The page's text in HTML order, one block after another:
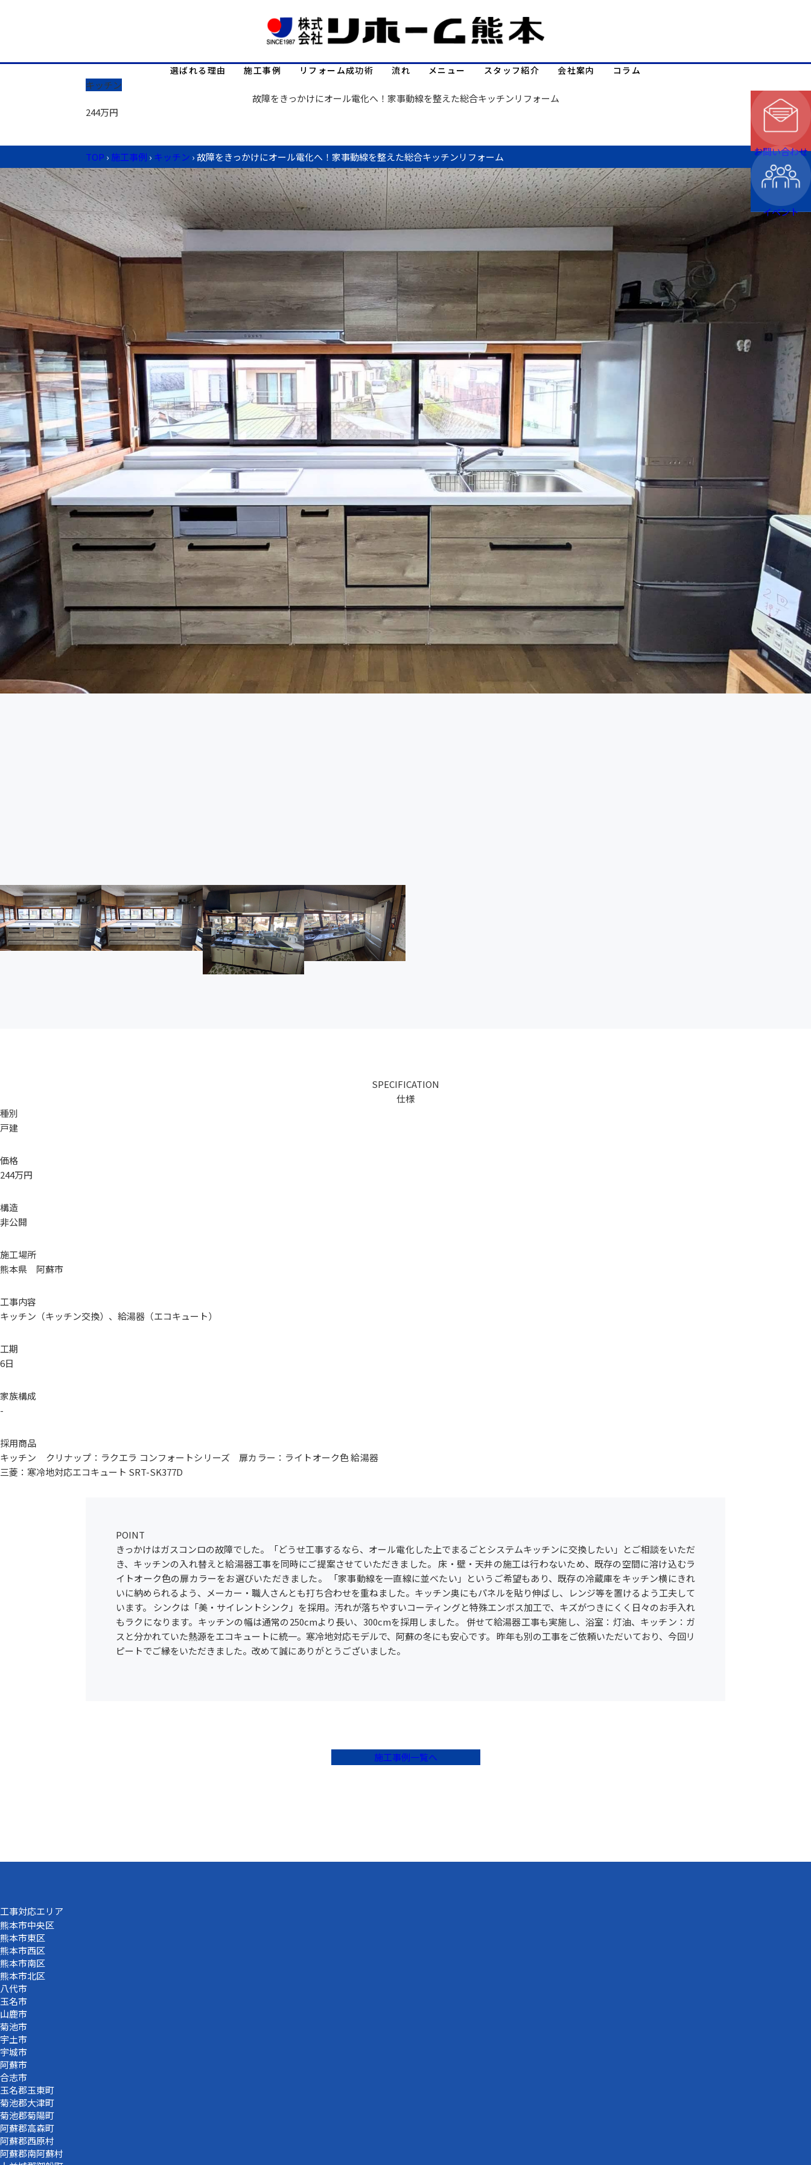
選ばれる理由 施工事例 リフォーム成功術 流れ メニュー スタッフ紹介 会社案内 コラム
キッチン
故障をきっかけにオール電化へ！家事動線を整えた総合キッチンリフォーム
244万円
TOP › 施工事例 › キッチン ›故障をきっかけにオール電化へ！家事動線を整えた総合キッチンリフォーム
SPECIFICATION
仕様
種別
戸建
価格
244万円
構造
非公開
施工場所
熊本県 阿蘇市
工事内容
キッチン（キッチン交換）、給湯器（エコキュート）
工期
6日
家族構成
-
採用商品
キッチン クリナップ：ラクエラ コンフォートシリーズ 扉カラー：ライトオーク色 給湯器
三菱：寒冷地対応エコキュート SRT-SK377D
POINT
きっかけはガスコンロの故障でした。「どうせ工事するなら、オール電化した上でまるごとシステムキッチンに交換したい」とご相談をいただ
き、キッチンの入れ替えと給湯器工事を同時にご提案させていただきました。 床・壁・天井の施工は行わないため、既存の空間に溶け込むラ
イトオーク色の扉カラーをお選びいただきました。 「家事動線を一直線に並べたい」というご希望もあり、既存の冷蔵庫をキッチン横にきれ
いに納められるよう、メーカー・職人さんとも打ち合わせを重ねました。キッチン奥にもパネルを貼り伸ばし、レンジ等を置けるよう工夫して
います。 シンクは「美・サイレントシンク」を採用。汚れが落ちやすいコーティングと特殊エンボス加工で、キズがつきにくく日々のお手入れ
もラクになります。キッチンの幅は通常の250cmより長い、300cmを採用しました。 併せて給湯器工事も実施し、浴室：灯油、キッチン：ガ
スと分かれていた熱源をエコキュートに統一。寒冷地対応モデルで、阿蘇の冬にも安心です。 昨年も別の工事をご依頼いただいており、今回リ
ピートでご縁をいただきました。改めて誠にありがとうございました。
施工事例一覧へ
工事対応エリア
熊本市中央区
熊本市東区
熊本市西区
熊本市南区
熊本市北区
八代市
玉名市
山鹿市
菊池市
宇土市
宇城市
阿蘇市
合志市
玉名郡玉東町
菊池郡大津町
菊池郡菊陽町
阿蘇郡高森町
阿蘇郡西原村
阿蘇郡南阿蘇村
お問い合わせ
イベント